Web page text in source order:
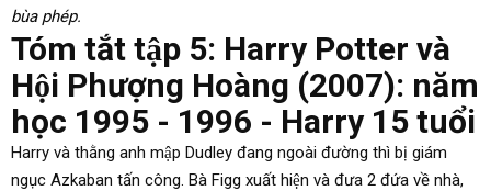
bùa phép.
Tóm tắt tập 5: Harry Potter và
Hội Phượng Hoàng (2007): năm
học 1995 - 1996 - Harry 15 tuổi
Harry và thằng anh mập Dudley đang ngoài đường thì bị giám
ngục Azkaban tấn công. Bà Figg xuất hiện và đưa 2 đứa về nhà,